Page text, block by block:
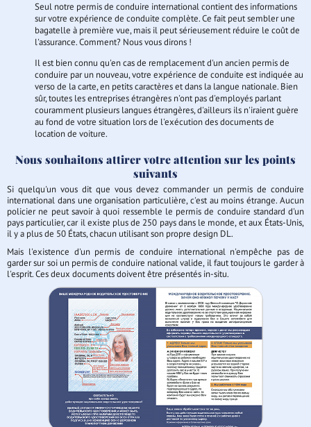
Seul notre permis de conduire international contient des informations
sur votre expérience de conduite complète. Ce fait peut sembler une
bagatelle à première vue, mais il peut sérieusement réduire le coût de
l'assurance. Comment? Nous vous dirons !
Il est bien connu qu'en cas de remplacement d'un ancien permis de
conduire par un nouveau, votre expérience de conduite est indiquée au
verso de la carte, en petits caractères et dans la langue nationale. Bien
sûr, toutes les entreprises étrangères n'ont pas d'employés parlant
couramment plusieurs langues étrangères, d'ailleurs ils n'iraient guère
au fond de votre situation lors de l'exécution des documents de
location de voiture.
Nous souhaitons attirer votre attention sur les points
suivants
Si quelqu'un vous dit que vous devez commander un permis de conduire
international dans une organisation particulière, c'est au moins étrange. Aucun
policier ne peut savoir à quoi ressemble le permis de conduire standard d'un
pays particulier, car il existe plus de 250 pays dans le monde, et aux États-Unis,
il y a plus de 50 États, chacun utilisant son propre design DL.
Mais l'existence d'un permis de conduire international n'empêche pas de
garder sur soi un permis de conduire national valide, il faut toujours le garder à
l'esprit. Ces deux documents doivent être présentés in-situ.